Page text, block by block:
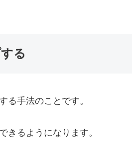
る
る手法のことです。
きるようになります。